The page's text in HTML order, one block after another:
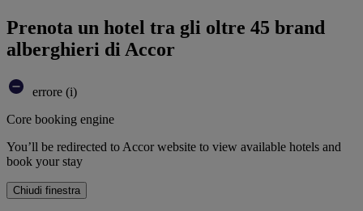
Prenota un hotel tra gli oltre 45 brand
alberghieri di Accor
errore (i)
Core booking engine
You’ll be redirected to Accor website to view available hotels and
book your stay
Chiudi finestra